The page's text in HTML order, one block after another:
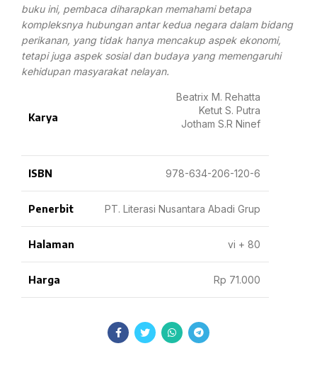
buku ini, pembaca diharapkan memahami betapa
kompleksnya hubungan antar kedua negara dalam bidang
perikanan, yang tidak hanya mencakup aspek ekonomi,
tetapi juga aspek sosial dan budaya yang memengaruhi
kehidupan masyarakat nelayan.
Karya
Beatrix M. Rehatta
Ketut S. Putra
Jotham S.R Ninef
ISBN 978-634-206-120-6
Penerbit PT. Literasi Nusantara Abadi Grup
Halaman vi + 80
Harga Rp 71.000